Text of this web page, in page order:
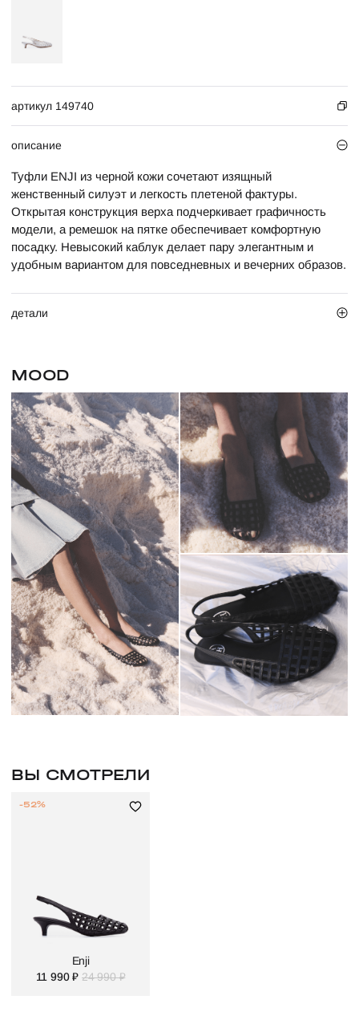
артикул 149740
описание
Туфли ENJI из черной кожи сочетают изящный
женственный силуэт и легкость плетеной фактуры.
Открытая конструкция верха подчеркивает графичность
модели, а ремешок на пятке обеспечивает комфортную
посадку. Невысокий каблук делает пару элегантным и
удобным вариантом для повседневных и вечерних образов.
детали
MOOD
ВЫ СМОТРЕЛИ
Enji
11 990 ₽ 24 990 ₽
-52%